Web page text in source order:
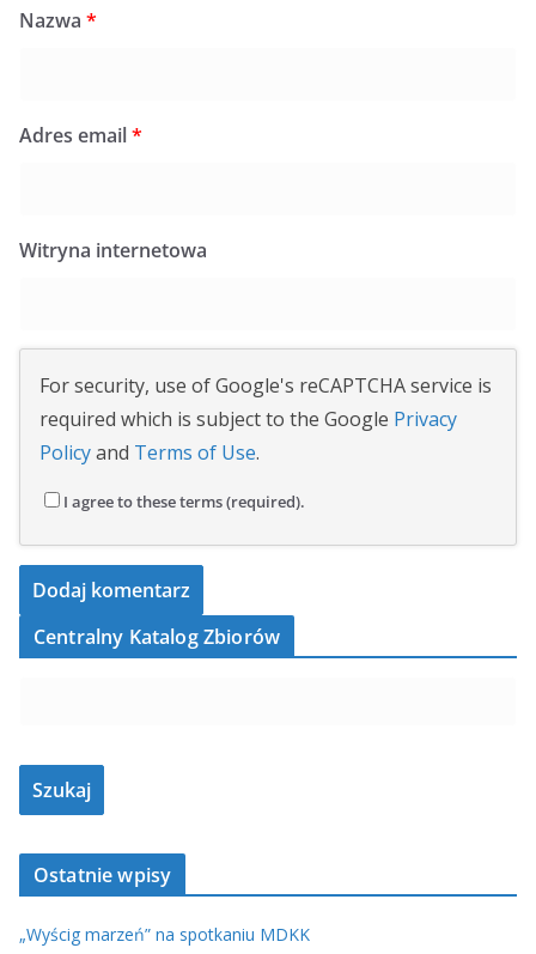
Nazwa *
Adres email*
Witryna internetowa
For security, use of Google's reCAPTCHA service is
required which is subject to the Google Privacy
Policyand Terms of Use.
I agree to these terms (required).
Centralny Katalog Zbiorów
Ostatnie wpisy
„Wyścig marzeń” na spotkaniu MDKK